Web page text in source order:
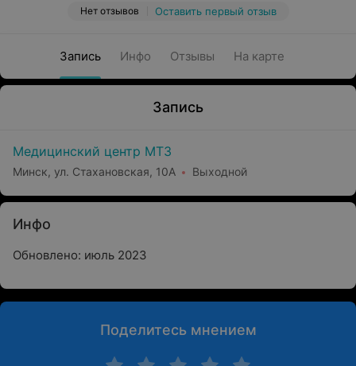
Нет отзывов Оставить первый отзыв
Запись Инфо Отзывы На карте
Запись
Медицинский центр МТЗ
Минск, ул. Стахановская, 10А Выходной
Инфо
Обновлено: июль 2023
Поделитесь мнением